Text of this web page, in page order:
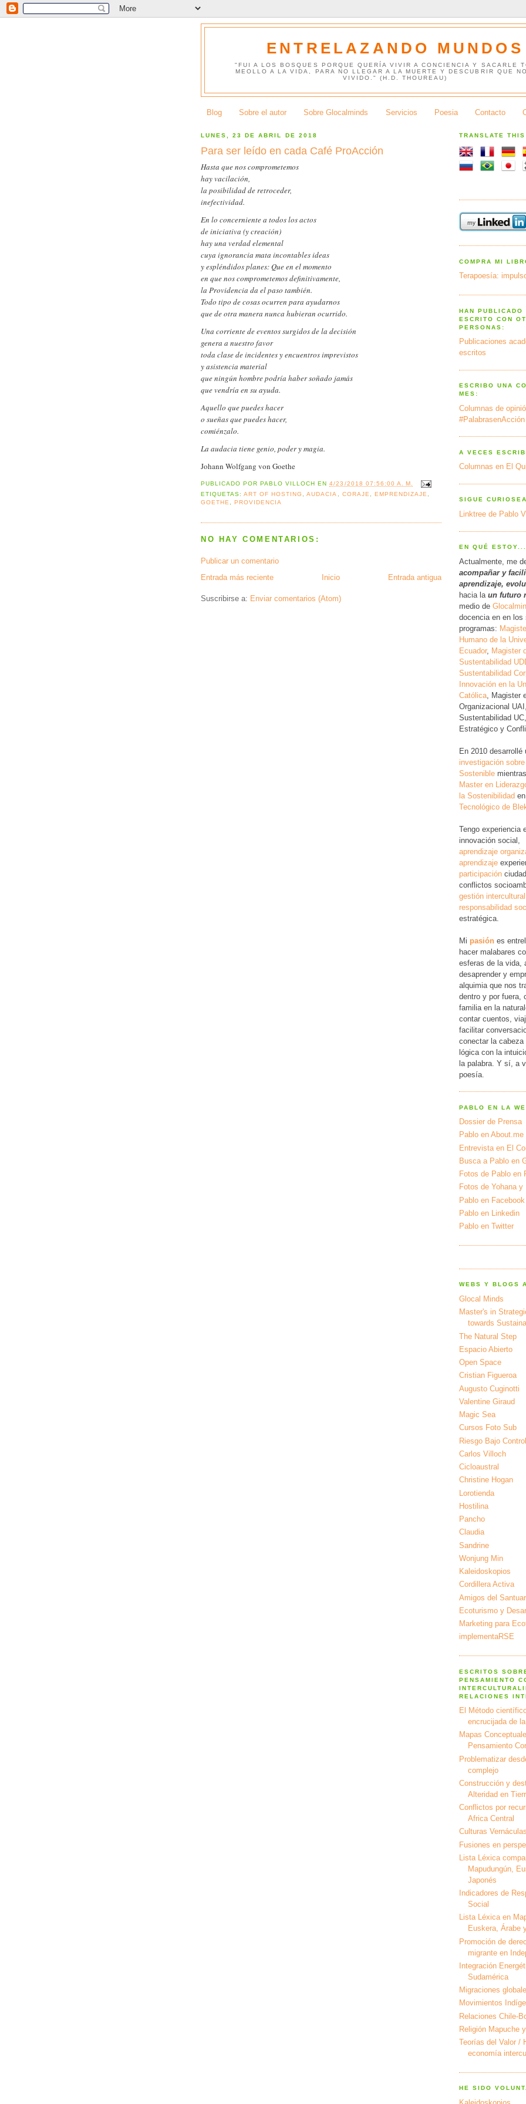
ENTRELAZANDO MUNDOS
"FUI A LOS BOSQUES PORQUE QUERÍA VIVIR A CONCIENCIA Y SACARLE
MEOLLO A LA VIDA, PARA NO LLEGAR A LA MUERTE Y DESCUBRIR QUE
VIVIDO." (H.D. THOUREAU)
Blog Sobre el autor Sobre Glocalminds Servicios Poesia Contacto
LUNES, 23 DE ABRIL DE 2018
Para ser leído en cada Café ProAcción
Hasta que nos comprometemos
hay vacilación,
la posibilidad de retroceder,
inefectividad.
En lo concerniente a todos los actos
de iniciativa (y creación)
hay una verdad elemental
cuya ignorancia mata incontables ideas
y espléndidos planes: Que en el momento
en que nos comprometemos definitivamente,
la Providencia da el paso también.
Todo tipo de cosas ocurren para ayudarnos
que de otra manera nunca hubieran ocurrido.
Una corriente de eventos surgidos de la decisión
genera a nuestro favor
toda clase de incidentes y encuentros imprevistos
y asistencia material
que ningún hombre podría haber soñado jamás
que vendría en su ayuda.
Aquello que puedes hacer
o sueñas que puedes hacer,
comiénzalo.
La audacia tiene genio, poder y magia.
Johann Wolfgang von Goethe
PUBLICADO PORPABLO VILLOCH EN4/23/2018 07:56:00 A. M.
ETIQUETAS:ART OF HOSTING ,AUDACIA CORAJE EMPRENDIZAJE
GOETHE
,PROVIDENCIA
NO HAY COMENTARIOS:
Publicar un comentario
Entrada más reciente
Entrada antigua
Inicio
Suscribirse a: Enviar comentarios (Atom)
TRANSLATE
COMPRA MI
Terapoesía:
HAN PUBLICADO
ESCRITO CON
PERSONAS:
Publicaciones
escritos
ESCRIBO UNA
MES:
Columnas de
#PalabrasenAcción
A VECES
Columnas en El
SIGUE
Linktree de Pablo
EN QUÉ ESTOY...
Actualmente, me
acompañar y
aprendizaje,
hacia la un futuro
medio de
docencia en en los
programas:
Humano de la
Ecuador, Magister
Sustentabilidad
Sustentabilidad
Innovación en la
Católica , Magister
Organizacional
Sustentabilidad
Estratégico y
En 2010 desarrollé
investigación
Sostenible
Master en
la Sostenibilidad
Tecnológico de
Tengo experiencia
innovación social,
aprendizaje
aprendizaje
participación
conflictos
gestión intercultural
responsabilidad
estratégica.
Mi pasión es
hacer malabares
esferas de la vida,
desaprender y
alquimia que nos
dentro y por fuera,
familia en la
contar cuentos,
facilitar
conectar la
lógica con la
la palabra. Y sí, a
poesía.
PABLO EN LA
Dossier de Prensa
Pablo en About.me
Entrevista en El
Busca a Pablo en
Fotos de Pablo en
Fotos de Yohana y
Pablo en Facebook
Pablo en Linkedin
Pablo en Twitter
WEBS Y BLOGS
Glocal Minds
Master's in
towards
The Natural Step
Espacio Abierto
Open Space
Cristian Figueroa
Augusto Cuginotti
Valentine Giraud
Magic Sea
Cursos Foto Sub
Riesgo Bajo Control
Carlos Villoch
Cicloaustral
Christine Hogan
Lorotienda
Hostilina
Pancho
Claudia
Sandrine
Wonjung Min
Kaleidoskopios
Cordillera Activa
Amigos del
Ecoturismo y
Marketing para
implementaRSE
ESCRITOS
PENSAMIENTO
RELACIONES
El Método
encrucijada de
Mapas
Pensamiento
Problematizar
complejo
Construcción y
Alteridad en
Conflictos por
Africa Central
Culturas
Fusiones en
Lista Léxica
Mapudungún,
Japonés
Indicadores de
Social
Lista Léxica en
Euskera, Árabe
Promoción de
migrante en
Integración
Sudamérica
Migraciones
Movimientos
Relaciones Chile-
Religión Mapuche
Teorías del Valor /
economía
HE SIDO